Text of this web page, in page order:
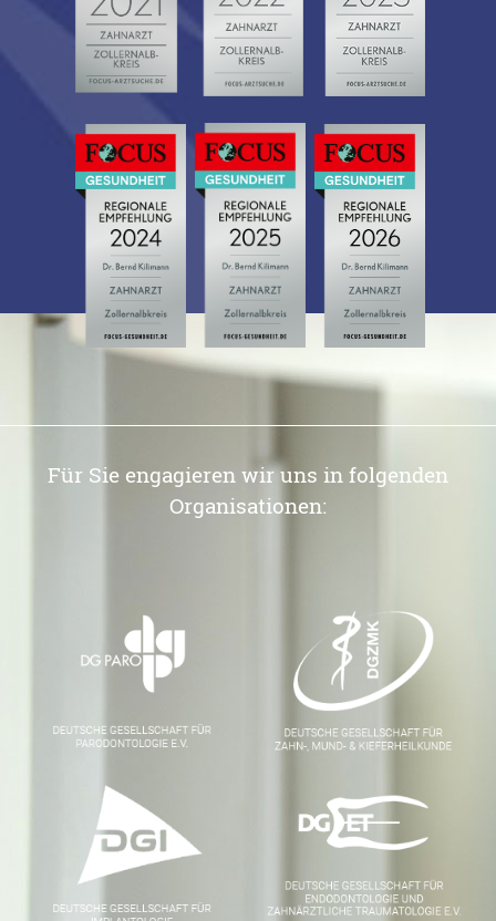
Für Sie engagieren wir uns in folgenden
Organisationen: